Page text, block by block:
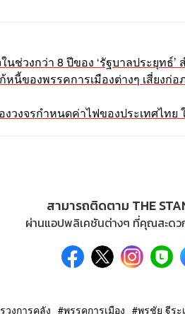
นช่วงกว่า 8 ปีของ ‘รัฐบาลประยุทธ์’
หนี้ของพรรคการเมืองต่างๆ เสี่ยงก่
วงจรกำหนดค่าไฟของประเทศไทย
สามารถติดตาม THE
ผ่านแอปพลิเคชันต่างๆ ที่คุณสะดว
วงการคลัง พรรคการเมือง พรชัย ฐีระ